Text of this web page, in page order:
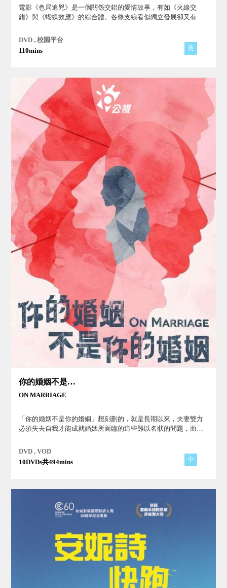
電影《色局追兇》是一個關係交錯的愛情故事，有如《火線交
錯》與《蝴蝶效應》的綜合體。各條支線看似獨立發展卻又有莫
就像是蝴蝶效應，隨時都可能影響到他人的關係。
DVD , 校園平台
110mins
英
你的婚姻不是你的婚姻
ON MARRIAGE
「你的婚姻不是你的婚姻」想刻劃的，就是長期以來，夫妻雙方
必須失去自我才能成就婚姻所面臨的這些難以名狀的問題，而讓
探討婚姻的意義。
DVD , VOD
10DVDs共494mins
中